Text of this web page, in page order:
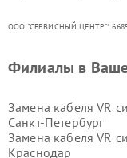
ООО "СЕРВИСНЫЙ ЦЕНТР"*
Филиалы в
Замена кабеля VR
Санкт-Петербург
Замена кабеля VR
Краснодар